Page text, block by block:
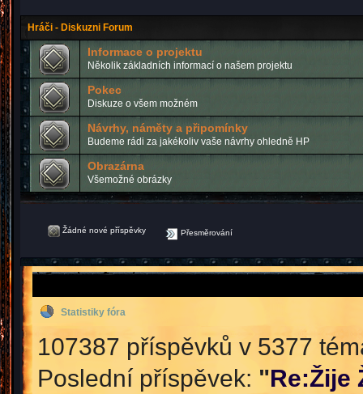
Hráči - Diskuzni Forum
Informace o projektu
Několik základních informací o našem projektu
Pokec
Diskuze o všem možném
Návrhy, náměty a připomínky
Budeme rádi za jakékoliv vaše návrhy ohledně HP
Obrazárna
Všemožné obrázky
Žádné nové příspěvky Přesměrování
Statistiky fóra
107387 příspěvků v 5377
Poslední příspěvek: "Re:Žije